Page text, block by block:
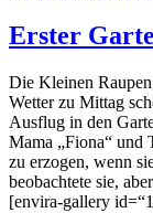
Erster
Die Kleinen
Wetter zu Mittag
Ausflug in den
Mama „Fiona“ und
zu erzogen, wenn
beobachtete sie,
[envira-gallery